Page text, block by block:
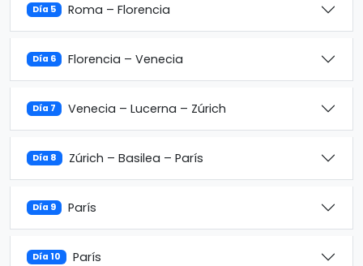
Día 5 Roma – Florencia
Día 6 Florencia – Venecia
Día 7 Venecia – Lucerna – Zúrich
Día 8 Zúrich – Basilea – París
Día 9 París
Día 10 París